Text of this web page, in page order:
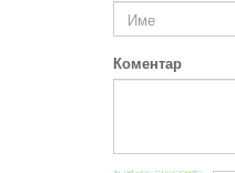
Коментар